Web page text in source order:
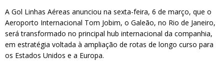
A Gol Linhas Aéreas anunciou na sexta-feira, 6 de março, que o
Aeroporto Internacional Tom Jobim, o Galeão, no Rio de Janeiro,
será transformado no principal hub internacional da companhia,
em estratégia voltada à ampliação de rotas de longo curso para
os Estados Unidos e a Europa.